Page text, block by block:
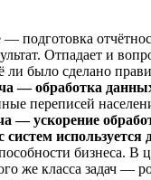
подготовка
Отпадает и
ли было сделано
— обработка
переписей
— ускорение
систем
бизнеса. В
же класса задач —